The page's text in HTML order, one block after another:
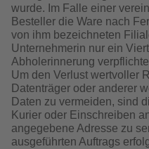
wurde. Im Falle einer
Besteller die Ware nach
von ihm bezeichneten
Unternehmerin nur ein
Abholerinnerung
Um den Verlust wertvoller
Datenträger oder anderer
Daten zu vermeiden, sind
Kurier oder Einschreiben
angegebene Adresse zu
ausgeführten Auftrags